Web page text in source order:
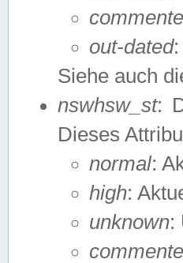
out-dated:
Siehe auch
nswhsw_st:
Dieses
normal:
high:
unknown: